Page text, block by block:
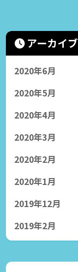
アーカイブ
2020年6月
2020年5月
2020年4月
2020年3月
2020年2月
2020年1月
2019年12月
2019年2月